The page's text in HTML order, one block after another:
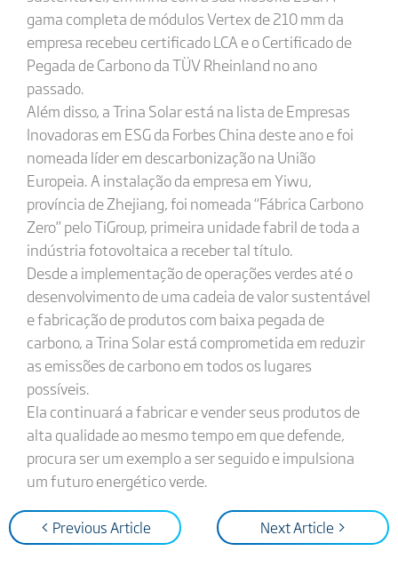
gama completa de módulos Vertex de 210 mm da
empresa recebeu certificado LCA e o Certificado de
Pegada de Carbono da TÜV Rheinland no ano
passado.
Além disso, a Trina Solar está na lista de Empresas
Inovadoras em ESG da Forbes China deste ano e foi
nomeada líder em descarbonização na União
Europeia. A instalação da empresa em Yiwu,
província de Zhejiang, foi nomeada “Fábrica Carbono
Zero” pelo TiGroup, primeira unidade fabril de toda a
indústria fotovoltaica a receber tal título.
Desde a implementação de operações verdes até o
desenvolvimento de uma cadeia de valor sustentável
e fabricação de produtos com baixa pegada de
carbono, a Trina Solar está comprometida em reduzir
as emissões de carbono em todos os lugares
possíveis.
Ela continuará a fabricar e vender seus produtos de
alta qualidade ao mesmo tempo em que defende,
procura ser um exemplo a ser seguido e impulsiona
um futuro energético verde.
< Previous Article Next Article >